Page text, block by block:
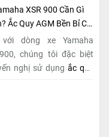
XSR 900 Cần Gì
Ắc Quy AGM Bền Bỉ Có
Tại Shop 299
dòng xe Yamaha
chúng tôi đặc biệt
nghị sử dụng ắc quy